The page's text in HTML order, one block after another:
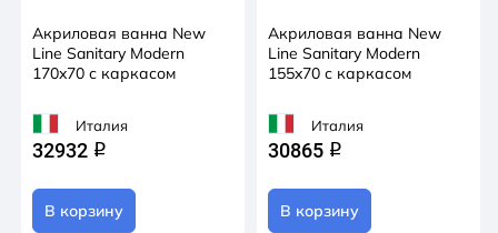
Акриловая ванна New
Line Sanitary Modern
170x70 с каркасом
Италия
32932 q
В корзину
Акриловая ванна New
Line Sanitary Modern
155x70 с каркасом
Италия
30865 q
В корзину